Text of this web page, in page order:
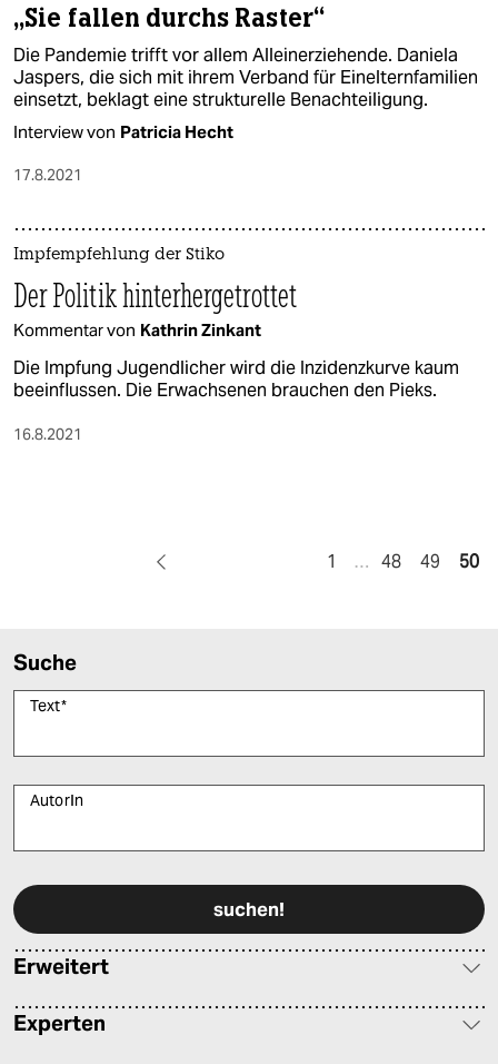
„Sie fallen durchs Raster“
Die Pandemie trifft vor allem Alleinerziehende. Daniela
Jaspers, die sich mit ihrem Verband für Einelternfamilien
einsetzt, beklagt eine strukturelle Benachteiligung.
Interview von Patricia Hecht
17.8.2021
Impfempfehlung der Stiko
Der Politik hinterhergetrottet
Kommentar von Kathrin Zinkant
Die Impfung Jugendlicher wird die Inzidenzkurve kaum
beeinflussen. Die Erwachsenen brauchen den Pieks.
16.8.2021
1 … 48 49 50
Suche
Text*
AutorIn
Erweitert
Experten